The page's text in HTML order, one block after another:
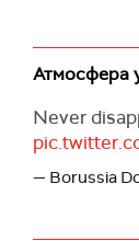
Атмосфера
Never
— Borussia